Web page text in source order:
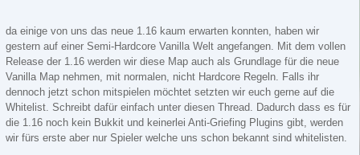
da einige von uns das neue 1.16 kaum erwarten konnten, haben wir
gestern auf einer Semi-Hardcore Vanilla Welt angefangen. Mit dem vollen
Release der 1.16 werden wir diese Map auch als Grundlage für die neue
Vanilla Map nehmen, mit normalen, nicht Hardcore Regeln. Falls ihr
dennoch jetzt schon mitspielen möchtet setzten wir euch gerne auf die
Whitelist. Schreibt dafür einfach unter diesen Thread. Dadurch dass es für
die 1.16 noch kein Bukkit und keinerlei Anti-Griefing Plugins gibt, werden
wir fürs erste aber nur Spieler welche uns schon bekannt sind whitelisten.